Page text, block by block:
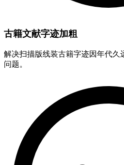
古籍文献字迹加粗
解决扫描版线装古籍字迹因年代久
问题。